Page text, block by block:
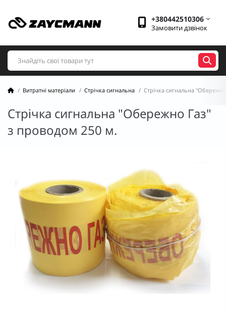
+380442510306
Замовити дзвінок
Витратні матеріали Стрічка сигнальна Стрічка сигнальна
Стрічка сигнальна "Обережно Газ"
з проводом 250 м.